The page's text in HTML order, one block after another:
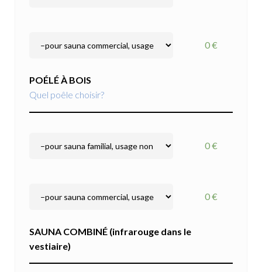
0 €
POÉLÉ À BOIS
Quel poêle choisir?
0 €
0 €
SAUNA COMBINÉ (infrarouge dans le
vestiaire)